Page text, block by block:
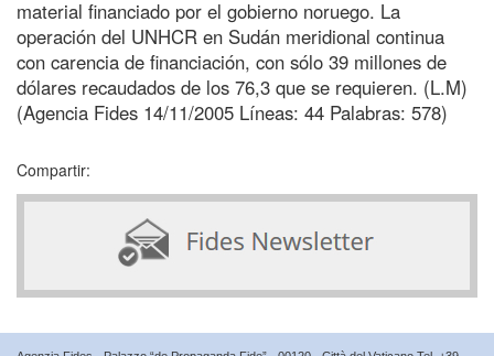
material financiado por el gobierno noruego. La
operación del UNHCR en Sudán meridional continua
con carencia de financiación, con sólo 39 millones de
dólares recaudados de los 76,3 que se requieren. (L.M)
(Agencia Fides 14/11/2005 Líneas: 44 Palabras: 578)
Compartir: